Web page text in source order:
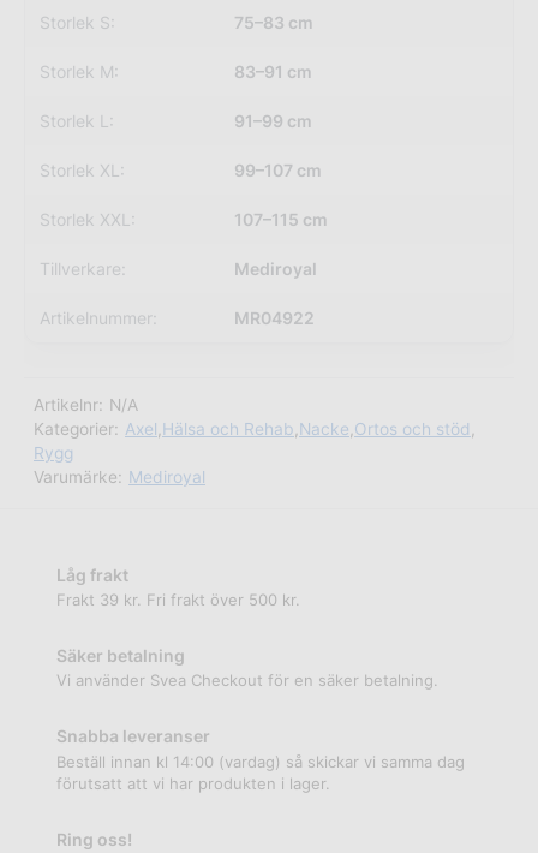
Storlek S: 75–83 cm
Storlek M: 83–91 cm
Storlek L: 91–99 cm
Storlek XL: 99–107 cm
Storlek XXL: 107–115 cm
Tillverkare: Mediroyal
Artikelnummer: MR04922
Artikelnr: N/A
Kategorier: Axel Hälsa och Rehab Nacke Ortos och stöd
Rygg
Varumärke: Mediroyal
Låg frakt
Frakt 39 kr. Fri frakt över 500 kr.
Säker betalning
Vi använder Svea Checkout för en säker betalning.
Snabba leveranser
Beställ innan kl 14:00 (vardag) så skickar vi samma dag
förutsatt att vi har produkten i lager.
Ring oss!